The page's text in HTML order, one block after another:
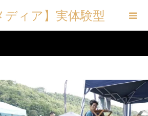
ディア】実体験型
&トリーツ専門店